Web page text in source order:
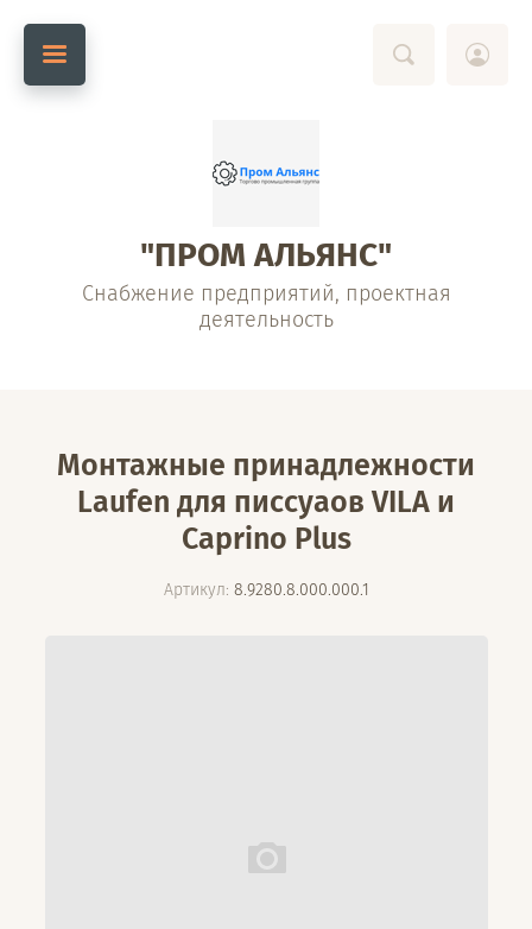
"ПРОМ АЛЬЯНС"
Снабжение предприятий, проектная
деятельность
Монтажные принадлежности
Laufen для писсуаов VILA и
Caprino Plus
Артикул: 8.9280.8.000.000.1